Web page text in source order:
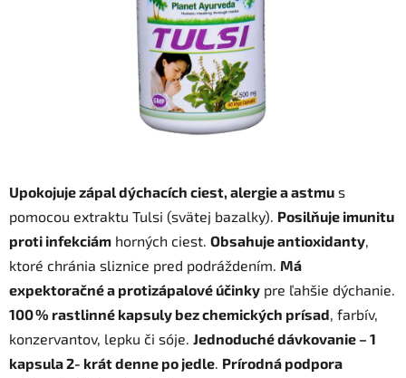
Upokojuje zápal dýchacích ciest, alergie a astmu s
pomocou extraktu Tulsi (svätej bazalky). Posilňuje imunitu
proti infekciám horných ciest. Obsahuje antioxidanty,
ktoré chránia sliznice pred podráždením. Má
expektoračné a protizápalové účinky pre ľahšie dýchanie.
100 % rastlinné kapsuly bez chemických prísad, farbív,
konzervantov, lepku či sóje. Jednoduché dávkovanie – 1
kapsula 2‑krát denne po jedle. Prírodná podpora